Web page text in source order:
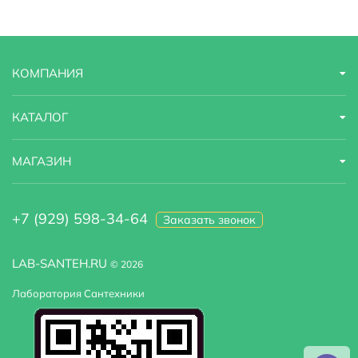
Область применения
Оснащение
Стилистика дизайна ретро
Тип смеситель
Тип подводки гибкая
Высота излива 19.6
LAB-SANTEH.RU © 2026
Лаборатория Сантехники
КОМПАНИЯ
КАТАЛОГ
МАГАЗИН
+7 (929) 598-34-64 Заказать звонок